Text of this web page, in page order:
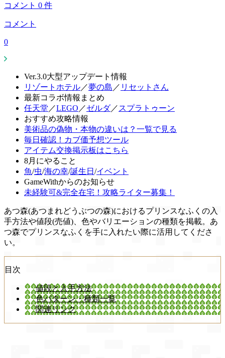
コメント 0 件
コメント
0
Ver.3.0大型アップデート情報
リゾートホテル／夢の島 ／ リセットさん
最新コラボ情報まとめ
任天堂 ／LEGO ／ゼルダ／ スプラトゥーン
おすすめ攻略情報
美術品の偽物・本物の違いは？一覧で見る
毎日確認！カブ価予想ツール
アイテム交換掲示板はこちら
8月にやること
魚/虫/海の幸/誕生日 /イベント
GameWithからのお知らせ
未経験可&完全在宅！攻略ライター募集！
あつ森(あつまれどうぶつの森)におけるプリンスなふくの入
手方法や値段(売値)、色やバリエーションの種類を掲載。あ
つ森でプリンスなふくを手に入れたい際に活用してくださ
い。
目次
値段と入手方法
色パターン・種類一覧
関連リンク